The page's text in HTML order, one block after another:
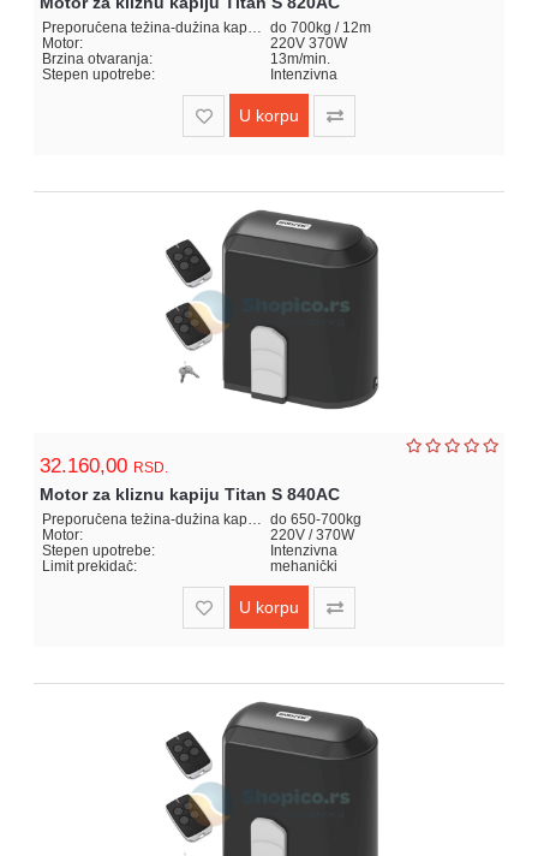
Preporučena težina-dužina kapije: do 700kg / 12m
Motor:
220V 370W
Brzina otvaranja:
13m/min.
Stepen upotrebe:
Intenzivna
U korpu
32.160,00 RSD.
Motor za kliznu kapiju Titan S 840AC
Preporučena težina-dužina kapije: do 650-700kg
Motor:
220V / 370W
Stepen upotrebe:
Intenzivna
Limit prekidač:
mehanički
U korpu